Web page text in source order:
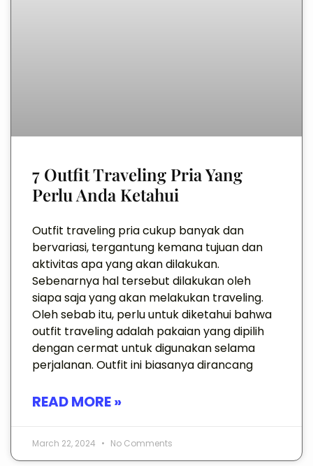
7 Outfit Traveling Pria Yang
Perlu Anda Ketahui
Outfit traveling pria cukup banyak dan
bervariasi, tergantung kemana tujuan dan
aktivitas apa yang akan dilakukan.
Sebenarnya hal tersebut dilakukan oleh
siapa saja yang akan melakukan traveling.
Oleh sebab itu, perlu untuk diketahui bahwa
outfit traveling adalah pakaian yang dipilih
dengan cermat untuk digunakan selama
perjalanan. Outfit ini biasanya dirancang
READ MORE »
March 22, 2024 No Comments